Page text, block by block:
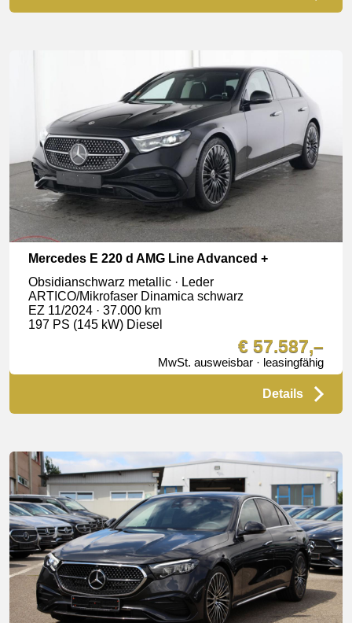
Mercedes E 220 d AMG Line Advanced +
Obsidianschwarz metallic · Leder
ARTICO/Mikrofaser Dinamica schwarz
EZ 11/2024 · 37.000 km
197 PS (145 kW) Diesel
€ 57.587,–
MwSt. ausweisbar · leasingfähig
Details